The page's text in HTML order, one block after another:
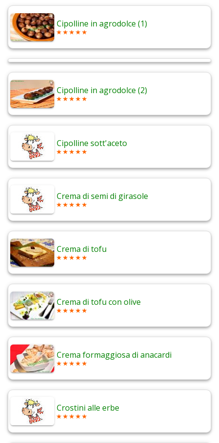
Cipolline in agrodolce (1)
Cipolline in agrodolce (2)
Cipolline sott'aceto
Crema di semi di girasole
Crema di tofu
Crema di tofu con olive
Crema formaggiosa di anacardi
Crostini alle erbe